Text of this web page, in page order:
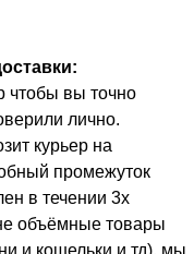
чтобы вы точно
лично.
курьер на
промежуток
в течении 3х
объёмные товары